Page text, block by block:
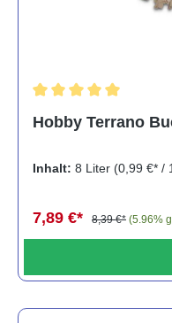
Hobby Terrano
Inhalt: 8 Liter (0,99 €* /
7,89 €* 8,39 €* (5.96%